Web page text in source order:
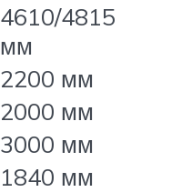
4610/4815
мм
2200 мм
2000 мм
3000 мм
1840 мм